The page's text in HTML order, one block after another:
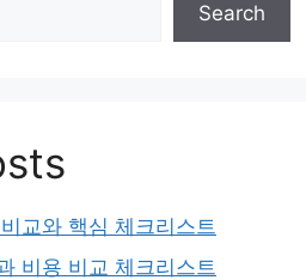
Search
교와 핵심 체크리스트
비용 비교 체크리스트